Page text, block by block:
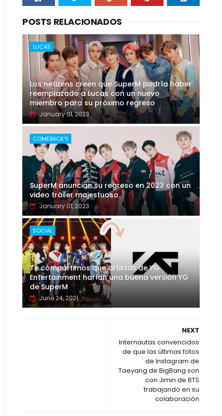
POSTS RELACIONADOS
LUCAS
Los netizens creen que SuperM podría haber
reemplazado a Lucas con un nuevo
miembro para su próximo regreso
January 01, 2023
COMEBACK'S
SuperM anuncian su regreso en 2023 con un
video tráiler majestuoso
January 01, 2023
SOCIAL
Te compartimos que artistas de YG
Entertainment harían una buena versión YG
de SuperM
June 24, 2021
NEXT
Internautas convencidos
de que las últimas fotos
de Instagram de
Taeyang de BigBang son
con Jimin de BTS
trabajando en su
colaboración